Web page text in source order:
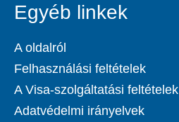
Egyéb linkek
A oldalról
Felhasználási feltételek
A Visa-szolgáltatási feltételek
Adatvédelmi irányelvek